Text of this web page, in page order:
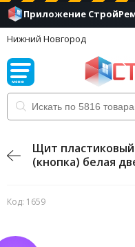
Приложение
Нижний Новгород
Щит пластиковый
(кнопка) белая
Код: 1659